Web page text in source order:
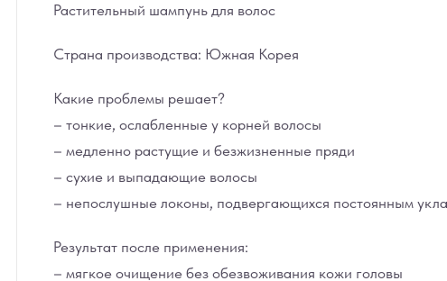
Растительный шампунь для волос
Страна производства: Южная Корея
Какие проблемы решает?
– тонкие, ослабленные у корней волосы
– медленно растущие и безжизненные пряди
– сухие и выпадающие волосы
– непослушные локоны, подвергающихся постоянным
Результат после применения:
– мягкое очищение без обезвоживания кожи головы